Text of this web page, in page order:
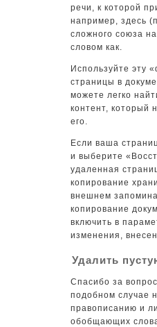
речи, к которой
например, здесь
сложного союза
словом как.
Используйте эту
страницы в
можете легко
контент, который
его.
Если ваша
и выберите
удаленная
копирование
внешнем
копирование
включить в
изменения,
Удалить
Спасибо за
подобном случае
правописанию и
обобщающих